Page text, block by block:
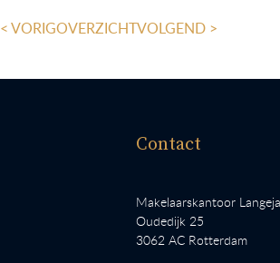
< VORIGOVERZICHTVOLGEND >
Contact
Makelaarskantoor
Oudedijk 25
3062 AC Rotterdam